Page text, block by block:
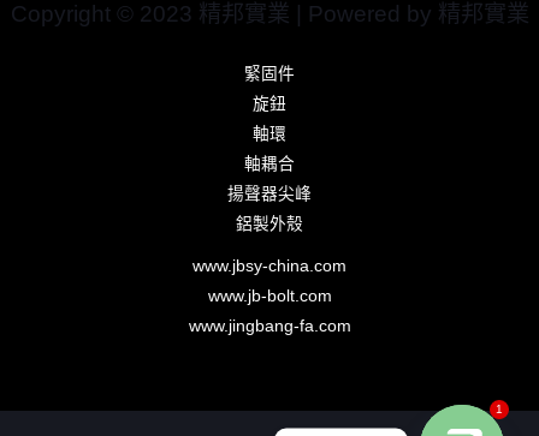
Copyright © 2023 精邦實業 | Powered by 精邦實業
緊固件
旋鈕
軸環
軸耦合
揚聲器尖峰
鋁製外殼
www.jbsy-china.com
www.jb-bolt.com
www.jingbang-fa.com
1